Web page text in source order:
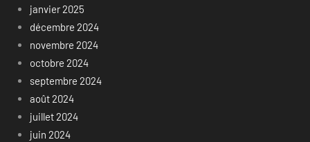
janvier 2025
décembre 2024
novembre 2024
octobre 2024
septembre 2024
août 2024
juillet 2024
juin 2024